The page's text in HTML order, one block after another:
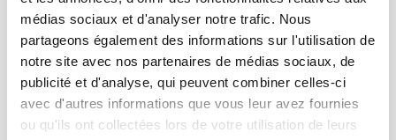
médias sociaux et d'analyser notre trafic. Nous
partageons également des informations sur l'utilisation de
notre site avec nos partenaires de médias sociaux, de
publicité et d'analyse, qui peuvent combiner celles-ci
avec d'autres informations que vous leur avez fournies
ou qu'ils ont collectées lors de votre utilisation de leurs
Ce projet montréalais a tiré sa personnalité dans plusieurs
éléments coup de cœur des habitants, mais aussi dans ce
revêtement mural typique, la brique. Nous avons puisé à la
source direct en utilisant les briquettes recyclées d'Impex
stone, Old bank. Un revêtement qui vient donné caractère